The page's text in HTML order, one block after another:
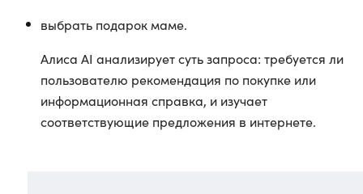
выбрать подарок маме.
Алиса AI анализирует суть запроса: требуется ли
пользователю рекомендация по покупке или
информационная справка, и изучает
соответствующие предложения в интернете.